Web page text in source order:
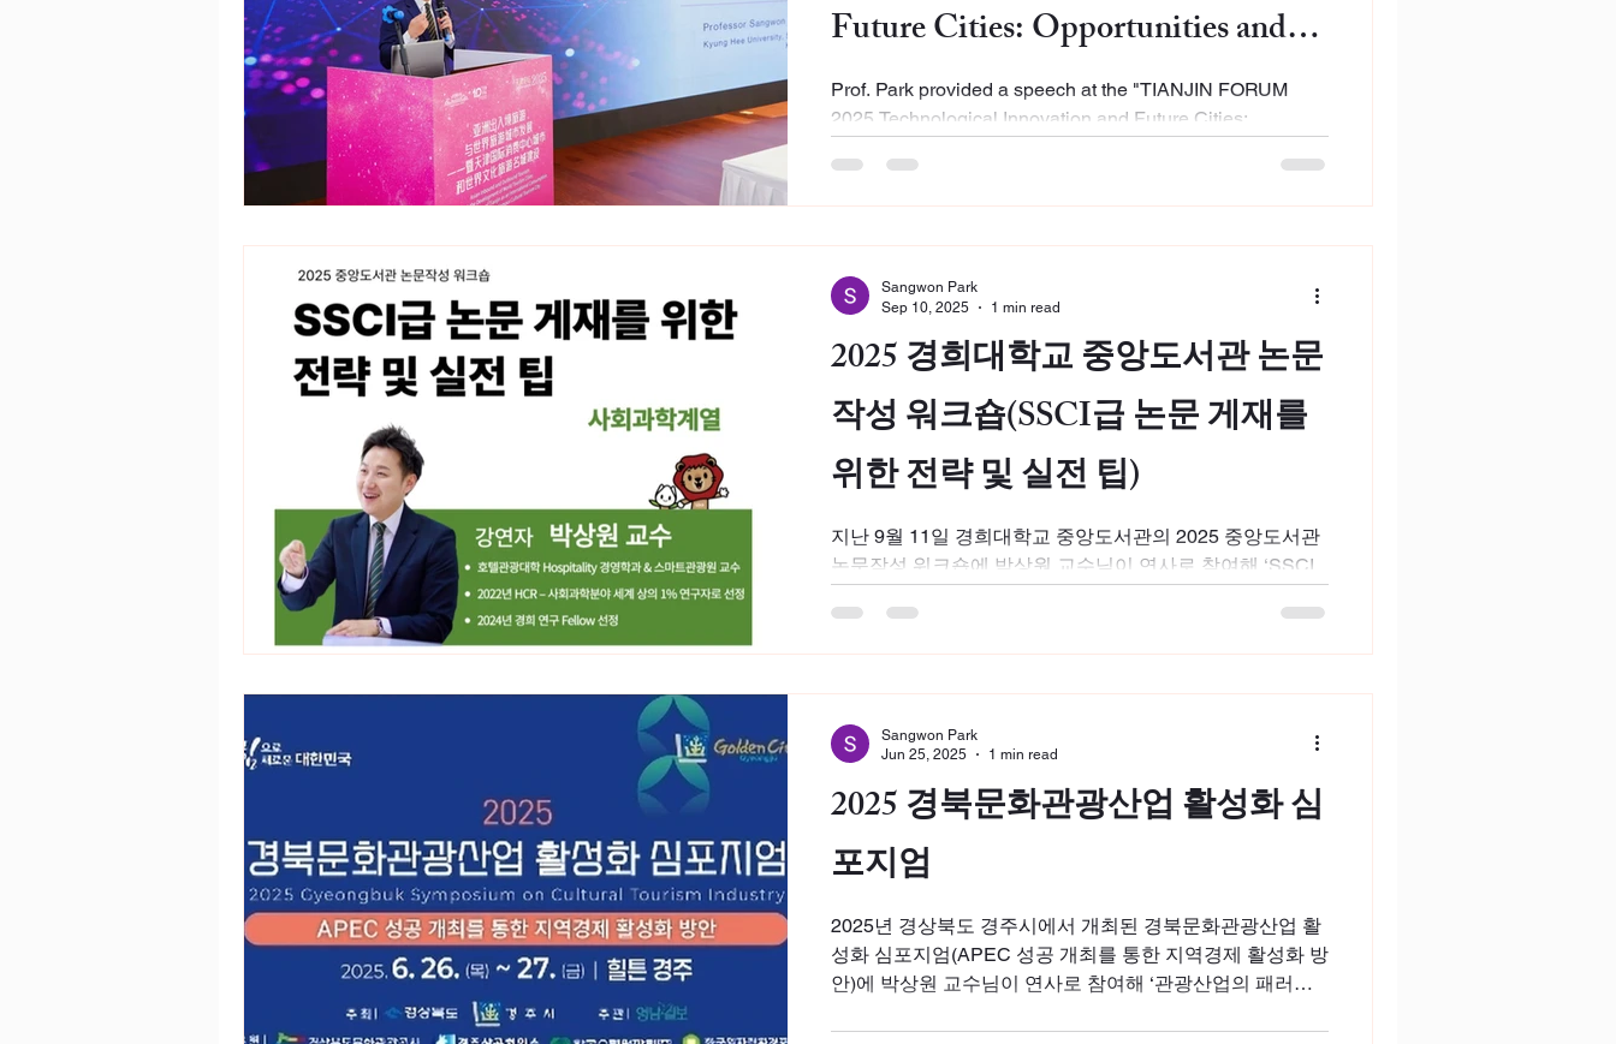
Future Cities: Opportunities and
Challenges
Prof. Park provided a speech at the "TIANJIN FORUM
2025 Technological Innovation and Future Cities:
Smart Tourism and Global Tourism City Development: An
Asian Perspective Event Time：2025.10.18-2025.10.21
주제로 텐진에서 개최된 국제 포럼에서 강연을 하였습니다.
TIANJIN FORUM 2025 Technological Innovation and
Future Cities: Opportunities and Challe
2025 경희대학교 중앙도서관 논문
작성 워크숍(SSCI급 논문 게재를
위한 전략 및 실전 팁)
지난 9월 11일 경희대학교 중앙도서관의 2025 중앙도서관
논문작성 워크숍에 박상원 교수님이 연사로 참여해 ‘SSCI
하였습니다. 250여 명의 수강자가 함께한 이번 강연은
SSCI...
Sangwon Park
Sep 10, 2025
1 min read
2025 경북문화관광산업 활성화 심
포지엄
2025년 경상북도 경주시에서 개최된 경북문화관광산업 활
성화 심포지엄(APEC 성공 개최를 통한 지역경제 활성화 방
안)에 박상원 교수님이 연사로 참여해 ‘관광산업의 패러다
Sangwon Park
Jun 25, 2025
1 min read